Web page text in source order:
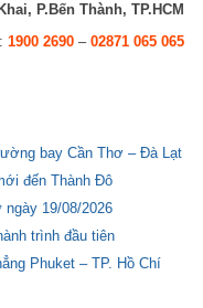
P.Bến Thành, TP.HCM
1900 2690– 02871 065 065
bay Cần Thơ – Đà Lạt
đến Thành Đô
19/08/2026
trình đầu tiên
Phuket – TP. Hồ Chí